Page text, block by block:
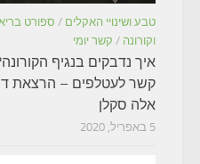
טבע ושינויי האקלים / ספורט
וקורונה / קשר יומי
איך נדבקים בנגיף
קשר לעטלפים – הרצאת
אלה סקלן
5 באפריל, 2020